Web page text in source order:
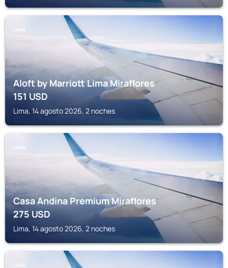
LIMA
Aloft by Marriott Lima Miraflores
151USD
Lima, 14 agosto 2026, 2 noches
LIMA
Casa Andina Premium Miraflores
275USD
Lima, 14 agosto 2026, 2 noches
LIMA